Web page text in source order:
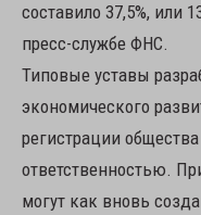
составило 37,5%, или
пресс-службе ФНС.
Типовые уставы
экономического
регистрации
ответственностью.
могут как вновь